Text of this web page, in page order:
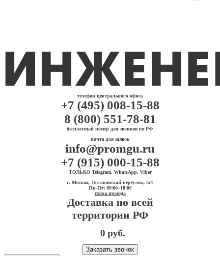
телефон центрального офиса
+7 (495) 008-15-88
8 (800) 551-78-81
бесплатный номер для звонков по РФ
почта для заявок
info@promgu.ru
+7 (915) 000-15-88
ТОЛЬКО Telegram, WhatsApp, Viber
г. Москва, Потаповский переулок, 5с1
Пн-Пт: 09:00–18:00
схема проезда
Доставка по всей
территории РФ
0 руб.
Заказать звонок